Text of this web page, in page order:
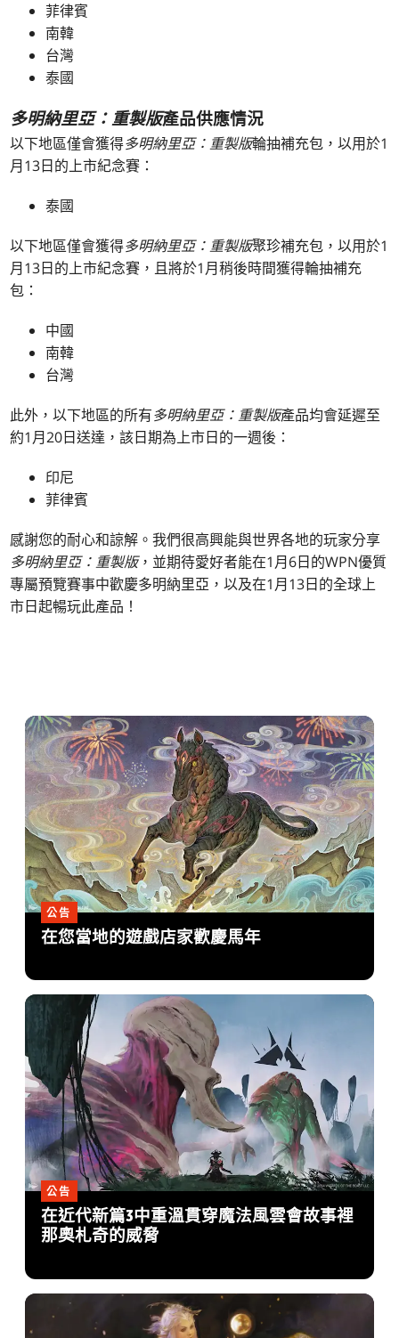
菲律賓
南韓
台灣
泰國
多明納里亞：重製版產品供應情況
以下地區僅會獲得多明納里亞：重製版輪抽補充包，以用於1
月13日的上市紀念賽：
泰國
以下地區僅會獲得多明納里亞：重製版聚珍補充包，以用於1
月13日的上市紀念賽，且將於1月稍後時間獲得輪抽補充
包：
中國
南韓
台灣
此外，以下地區的所有多明納里亞：重製版產品均會延遲至
約1月20日送達，該日期為上市日的一週後：
印尼
菲律賓
感謝您的耐心和諒解。我們很高興能與世界各地的玩家分享
多明納里亞：重製版，並期待愛好者能在1月6日的WPN優質
專屬預覽賽事中歡慶多明納里亞，以及在1月13日的全球上
市日起暢玩此產品！
公告
在您當地的遊戲店家歡慶馬年
公告
在近代新篇3中重溫貫穿魔法風雲會故事裡
那奧札奇的威脅